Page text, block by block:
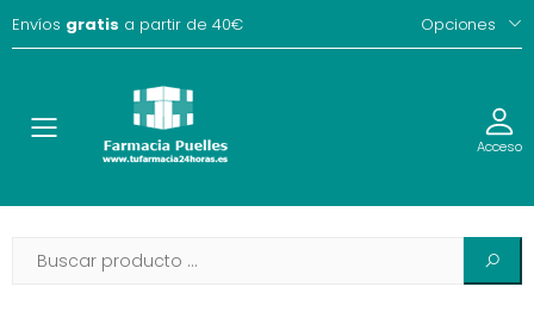
Envíos gratis a partir de 40€ Opciones
Toggle Acceso